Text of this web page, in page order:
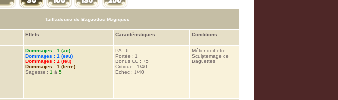
Tailladeuse de Baguettes Magiques
Effets : Caractéristiques : Conditions :
Dommages : 1 (air)
Dommages : 1 (eau)
Dommages : 1 (feu)
Dommages : 1 (terre)
Sagesse : 1 à 5
PA : 6
Portée : 1
Bonus CC : +5
Critique : 1/40
Echec : 1/40
Métier doit etre
Sculptemage de
Baguettes